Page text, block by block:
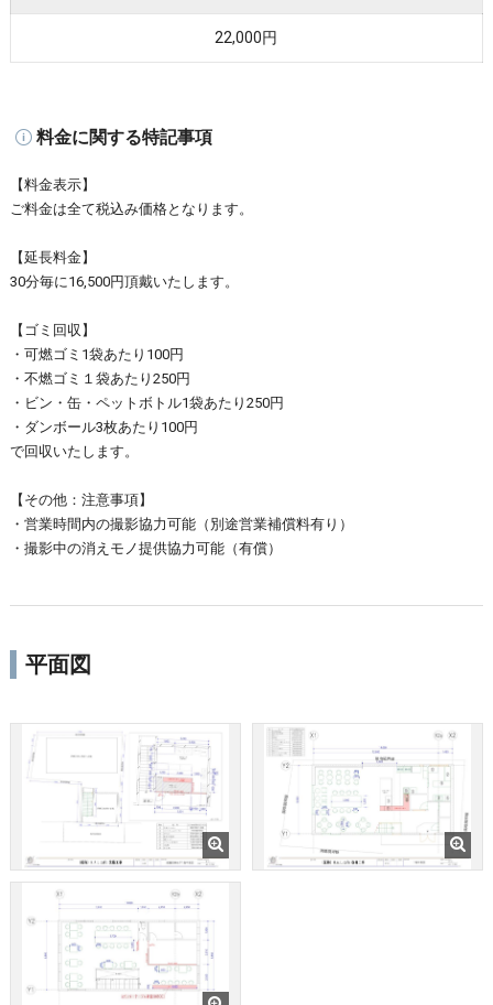
22,000円
料金に関する特記事項
【料金表示】
ご料金は全て税込み価格となります。
【延長料金】
30分毎に16,500円頂戴いたします。
【ゴミ回収】
・可燃ゴミ1袋あたり100円
・不燃ゴミ１袋あたり250円
・ビン・缶・ペットボトル1袋あたり250円
・ダンボール3枚あたり100円
で回収いたします。
【その他：注意事項】
・営業時間内の撮影協力可能（別途営業補償料有り）
・撮影中の消えモノ提供協力可能（有償）
平面図